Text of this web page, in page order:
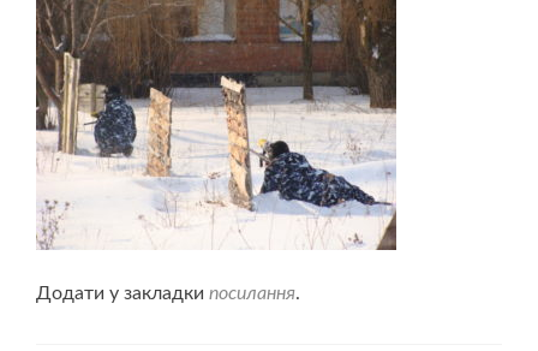
Додати у закладки посилання.